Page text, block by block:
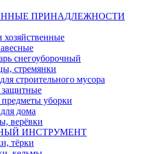
ПРИНАДЛЕЖНОСТИ
хозяйственные
снегоуборочный
стремянки
строительного мусора
уборки
дома
верёвки
ИНСТРУМЕНТ
тёрки